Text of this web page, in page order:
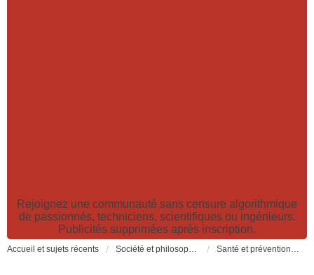
Rejoignez une communauté sans censure algorithmique
de passionnés, techniciens, scientifiques ou ingénieurs.
Publicités supprimées après inscription.
Accueil et sujets récents Société et philosophie. Sciences et technologies. Santé et prévention. Santé et prévention. Pollutions, causes et effets des risques environnementaux